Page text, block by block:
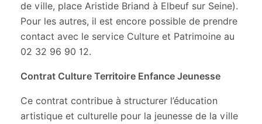
de ville, place Aristide Briand à Elbeuf sur Seine).
Pour les autres, il est encore possible de prendre
contact avec le service Culture et Patrimoine au
02 32 96 90 12.
Contrat Culture Territoire Enfance Jeunesse
Ce contrat contribue à structurer l’éducation
artistique et culturelle pour la jeunesse de la ville